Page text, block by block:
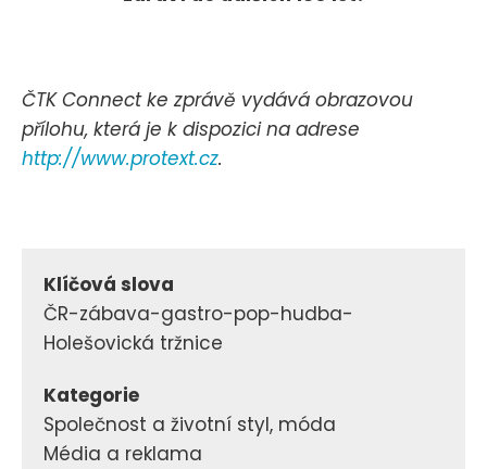
ČTK Connect ke zprávě vydává obrazovou
přílohu, která je k dispozici na adrese
http://www.protext.cz.
Klíčová slova
ČR-zábava-gastro-pop-hudba-
Holešovická tržnice
Kategorie
Společnost a životní styl, móda
Média a reklama